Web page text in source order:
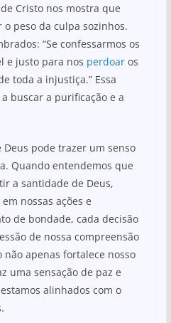
Cristo nos mostra que
peso da culpa sozinhos.
“Se confessarmos os
e justo para nos perdoaros
toda a injustiça.” Essa
buscar a purificação e a
pode trazer um senso
Quando entendemos que
a santidade de Deus,
nossas ações e
de bondade, cada decisão
de nossa compreensão
apenas fortalece nosso
uma sensação de paz e
alinhados com o